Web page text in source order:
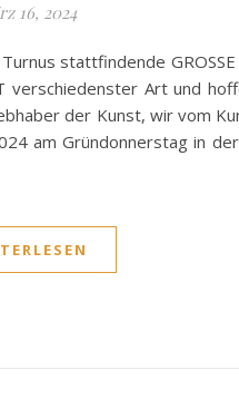
16, 2024
stattfindende GROSSE
Art und
der Kunst, wir vom
am Gründonnerstag in